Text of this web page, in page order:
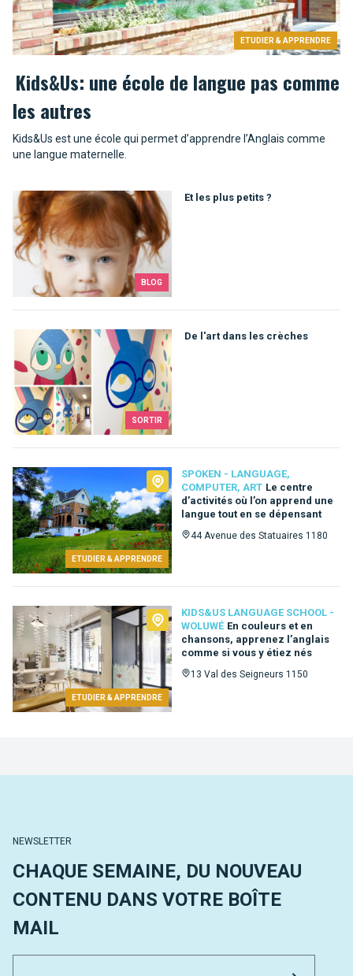
ETUDIER & APPRENDRE
Kids&Us: une école de langue pas comme
les autres
Kids&Us est une école qui permet d’apprendre l’Anglais comme
une langue maternelle.
BLOG
Et les plus petits ?
SORTIR
De l'art dans les crèches
ETUDIER & APPRENDRE
SPOKEN - LANGUAGE,
COMPUTER, ART Le centre
d’activités où l’on apprend une
langue tout en se dépensant
44 Avenue des Statuaires 1180
ETUDIER & APPRENDRE
KIDS&US LANGUAGE SCHOOL -
WOLUWÉ En couleurs et en
chansons, apprenez l’anglais
comme si vous y étiez nés
13 Val des Seigneurs 1150
NEWSLETTER
CHAQUE SEMAINE, DU NOUVEAU
CONTENU DANS VOTRE BOÎTE
MAIL